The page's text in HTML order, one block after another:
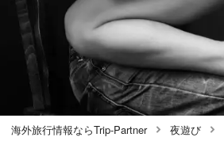
海外旅行情報ならTrip-Partner 夜遊び